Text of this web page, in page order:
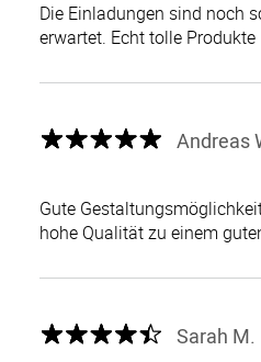
Die Einladungen sind noch
erwartet. Echt tolle Produkte
Andreas
Gute
hohe Qualität zu einem
Sarah M.